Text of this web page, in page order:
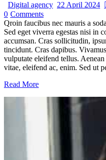
Digital agency 22 April 2024
0 Comments
Qroin faucibus nec mauris a
Sed eget viverra egestas nisi in
accumsan. Cras sollicitudin,
tincidunt. Cras dapibus.
vulputate eleifend tellus.
vitae, eleifend ac, enim. Sed ut
Read More